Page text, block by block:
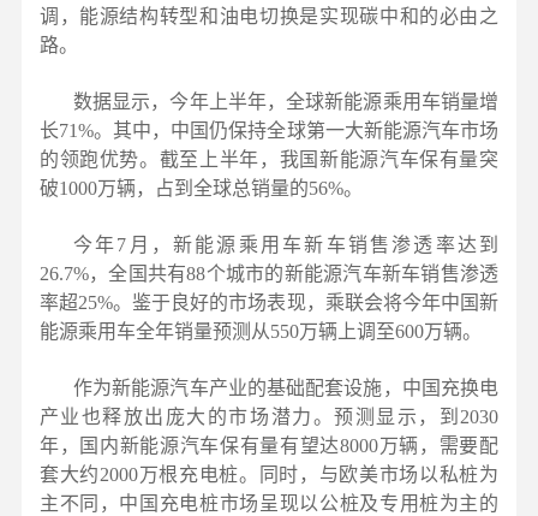
调，能源结构转型和油电切换是实现碳中和的必由之
路。
数据显示，今年上半年，全球新能源乘用车销量增
长71%。其中，中国仍保持全球第一大新能源汽车市场
的领跑优势。截至上半年，我国新能源汽车保有量突
破1000万辆，占到全球总销量的56%。
今年7月，新能源乘用车新车销售渗透率达到
26.7%，全国共有88个城市的新能源汽车新车销售渗透
率超25%。鉴于良好的市场表现，乘联会将今年中国新
能源乘用车全年销量预测从550万辆上调至600万辆。
作为新能源汽车产业的基础配套设施，中国充换电
产业也释放出庞大的市场潜力。预测显示，到2030
年，国内新能源汽车保有量有望达8000万辆，需要配
套大约2000万根充电桩。同时，与欧美市场以私桩为
主不同，中国充电桩市场呈现以公桩及专用桩为主的